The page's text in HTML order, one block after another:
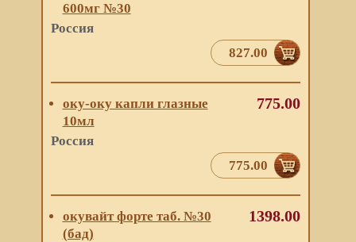
600мг №30
Россия
827.00
оку-оку капли глазные
10мл
Россия
775.00
775.00
окувайт форте таб. №30
(бад)
1398.00